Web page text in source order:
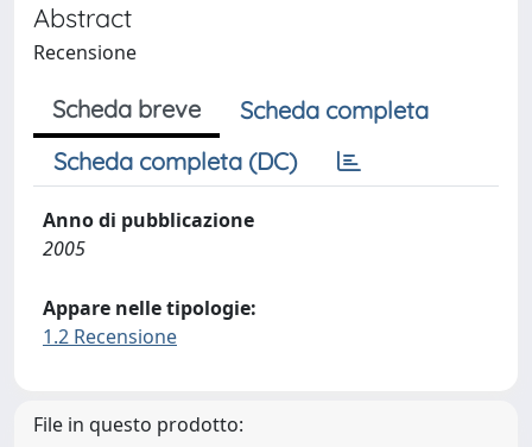
Abstract
Recensione
Scheda breve
Scheda completa
Scheda completa (DC)
Anno di pubblicazione
2005
Appare nelle tipologie:
1.2 Recensione
File in questo prodotto: